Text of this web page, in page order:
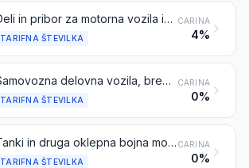
Deli in pribor za motorna vozila iz tarifnih številk 8701 do 8705
TARIFNA ŠTEVILKA
CARINA
4%
Samovozna delovna vozila, brez naprav za dviganje ali manipuliranje, ki se uporabljajo v tovarnah, skladiščih, lukah ali na letališčih za prevoz blaga na kratkih razdaljah; vlečna vozila, ki se uporabljajo na peronih železniških postaj; deli navedenih vozil
TARIFNA ŠTEVILKA
CARINA
0%
Tanki in druga oklepna bojna motorna vozila, vključno tista, ki so opremljena z oborožitvenimi sredstvi, in njihovi deli
TARIFNA ŠTEVILKA
CARINA
0%